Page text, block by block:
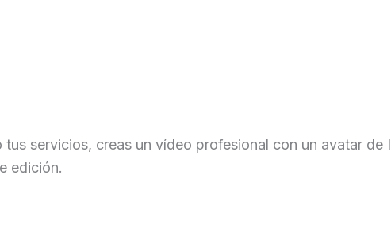
servicios, creas un vídeo profesional con un avatar de
edición.